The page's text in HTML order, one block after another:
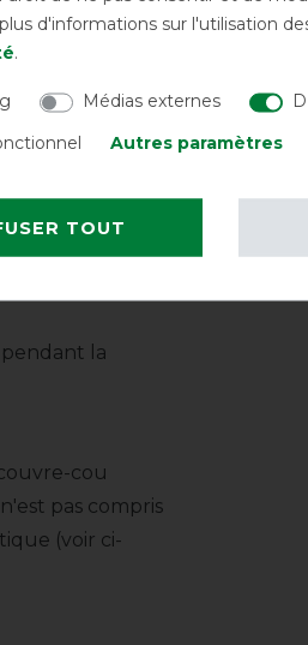
rapides
très facile à
inoxydable
avec
à
pendant la
cou
pas compris
(voir ci-
d'informations sur l'utilisation
.
Médias externes
Autres paramètres
TOUT